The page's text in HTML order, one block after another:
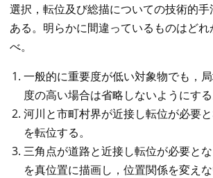
選択，転位及び総描についての技術的
ある。明らかに間違っているものはど
べ。
一般的に重要度が低い対象物でも，
度の高い場合は省略しないようにする
河川と市町村界が近接し転位が必要
を転位する。
三角点が道路と近接し転位が必要と
を真位置に描画し，位置関係を変え